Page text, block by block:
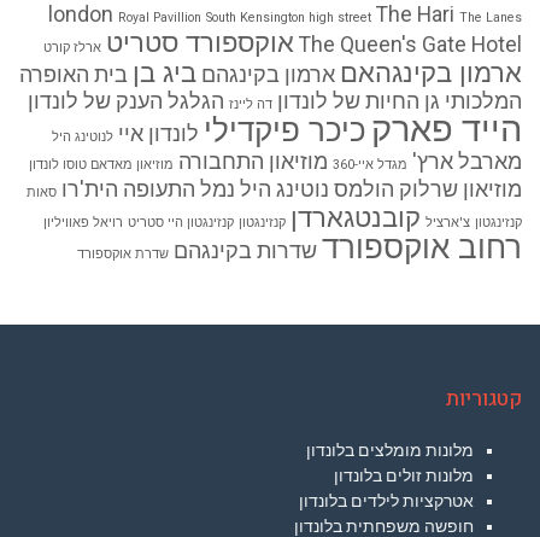
london Royal Pavillion South Kensington high street The Hari The Lanes
The Queen's Gate Hotel אוקספורד סטריט ארלז קורט
ארמון בקינגהאם ארמון בקינגהם ביג בן בית האופרה
המלכותי גן החיות של לונדון דה ליינז הגלגל הענק של לונדון
הייד פארק כיכר פיקדילי לונדון איי לנוטינג היל
מארבל ארץ' מגדל איי-360 מוזיאון התחבורה מוזיאון מאדאם טוסו לונדון
מוזיאון שרלוק הולמס נוטינג היל נמל התעופה הית'רו סאות
קנזינגטון צ'ארציל קובנטגארדן קנזינגטון קנזינגטון היי סטריט רויאל פאוויליון
רחוב אוקספורד שדרות בקינגהם שדרת אוקספורד
קטגוריות
מלונות מומלצים בלונדון
מלונות זולים בלונדון
אטרקציות לילדים בלונדון
חופשה משפחתית בלונדון